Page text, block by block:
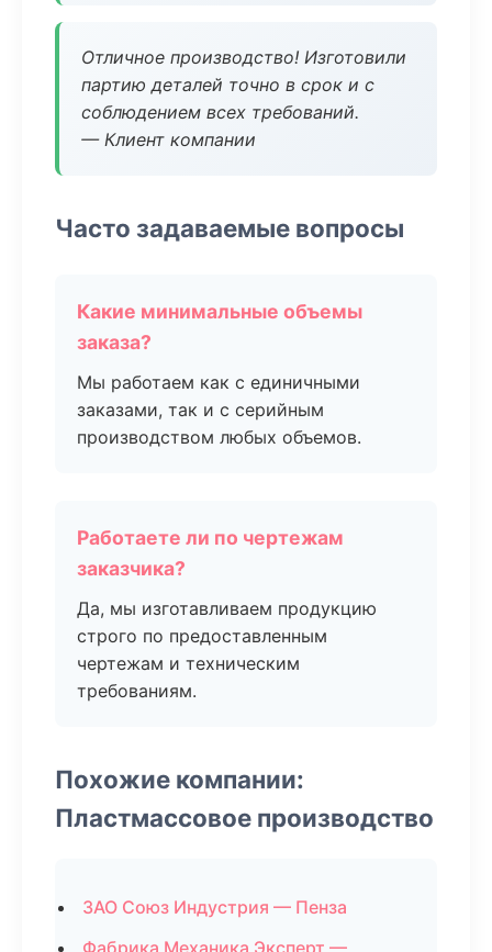
Отличное производство! Изготовили
партию деталей точно в срок и с
соблюдением всех требований.
— Клиент компании
Часто задаваемые вопросы
Какие минимальные объемы
заказа?
Мы работаем как с единичными
заказами, так и с серийным
производством любых объемов.
Работаете ли по чертежам
заказчика?
Да, мы изготавливаем продукцию
строго по предоставленным
чертежам и техническим
требованиям.
Похожие компании:
Пластмассовое производство
ЗАО Союз Индустрия — Пенза
Фабрика Механика Эксперт —